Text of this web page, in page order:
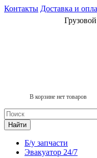
Контакты Доставка и
В корзине нет товаров
Найти
Б/у запчасти
Эвакуатор 24/7